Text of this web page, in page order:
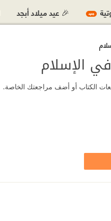
الإسلام
الكتاب أو أضف مراجعتك الخاصة.
جديد 🎉 عيد ميلاد أبجد